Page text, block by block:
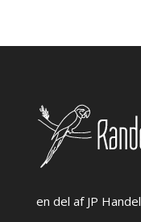
en del af JP Handel